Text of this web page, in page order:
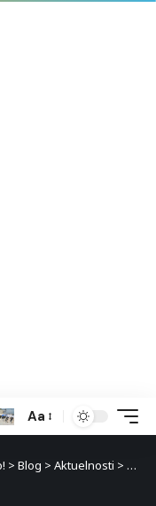
Aa
> Blog > Aktuelnosti > Crna